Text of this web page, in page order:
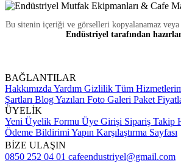
Bu sitenin içeriği ve görselleri kopyalanamaz veya
Endüstriyel tarafından
BAĞLANTILAR
Hakkımızda Yardım Gizlilik Tüm
Şartları Blog Yazıları Foto Galeri Paket
ÜYELİK
Yeni Üyelik Formu Üye Girişi Sipariş Takip
Ödeme Bildirimi Yapın Karşılaştırma Sayfası
BİZE ULAŞIN
0850 252 04 01 cafeendustriyel@gmail.com